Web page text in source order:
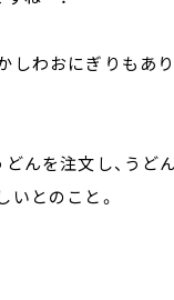
わおにぎりもあり
んを注文し、うど
とのこと。